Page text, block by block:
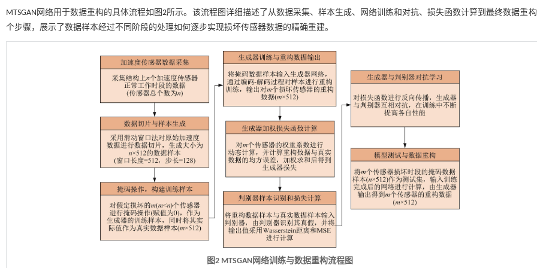
MTSGAN网络用于数据重构的具体流程如 图2所示。该流程图详细描述了从数据采集、样本生成、网络训练和对抗、损失函数计算到最终数据重
个步骤，展示了数据样本经过不同阶段的处理如何逐步实现损坏传感器数据的精确重建。
图2 MTSGAN网络训练与数据重构流程图